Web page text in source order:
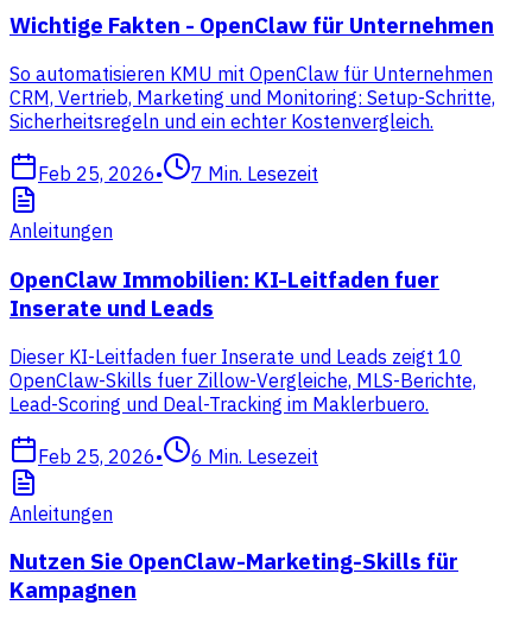
Wichtige Fakten - OpenClaw für Unternehmen
So automatisieren KMU mit OpenClaw für Unternehmen
CRM, Vertrieb, Marketing und Monitoring: Setup-Schritte,
Sicherheitsregeln und ein echter Kostenvergleich.
Feb 25, 2026• 7 Min. Lesezeit
Anleitungen
OpenClaw Immobilien: KI-Leitfaden fuer
Inserate und Leads
Dieser KI-Leitfaden fuer Inserate und Leads zeigt 10
OpenClaw-Skills fuer Zillow-Vergleiche, MLS-Berichte,
Lead-Scoring und Deal-Tracking im Maklerbuero.
Feb 25, 2026• 6 Min. Lesezeit
Anleitungen
Nutzen Sie OpenClaw-Marketing-Skills für
Kampagnen